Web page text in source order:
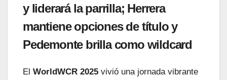
y liderará la parrilla; Herrera
mantiene opciones de título y
Pedemonte brilla como wildcard
El WorldWCR 2025 vivió una jornada vibrante